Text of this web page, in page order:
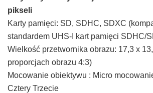
pikseli
Karty pamięci: SD, SDHC, SDXC
standardem UHS-I kart pamięci SDHC/
Wielkość przetwornika obrazu: 17,3 x
proporcjach obrazu 4:3)
Mocowanie obiektywu : Micro
Cztery Trzecie